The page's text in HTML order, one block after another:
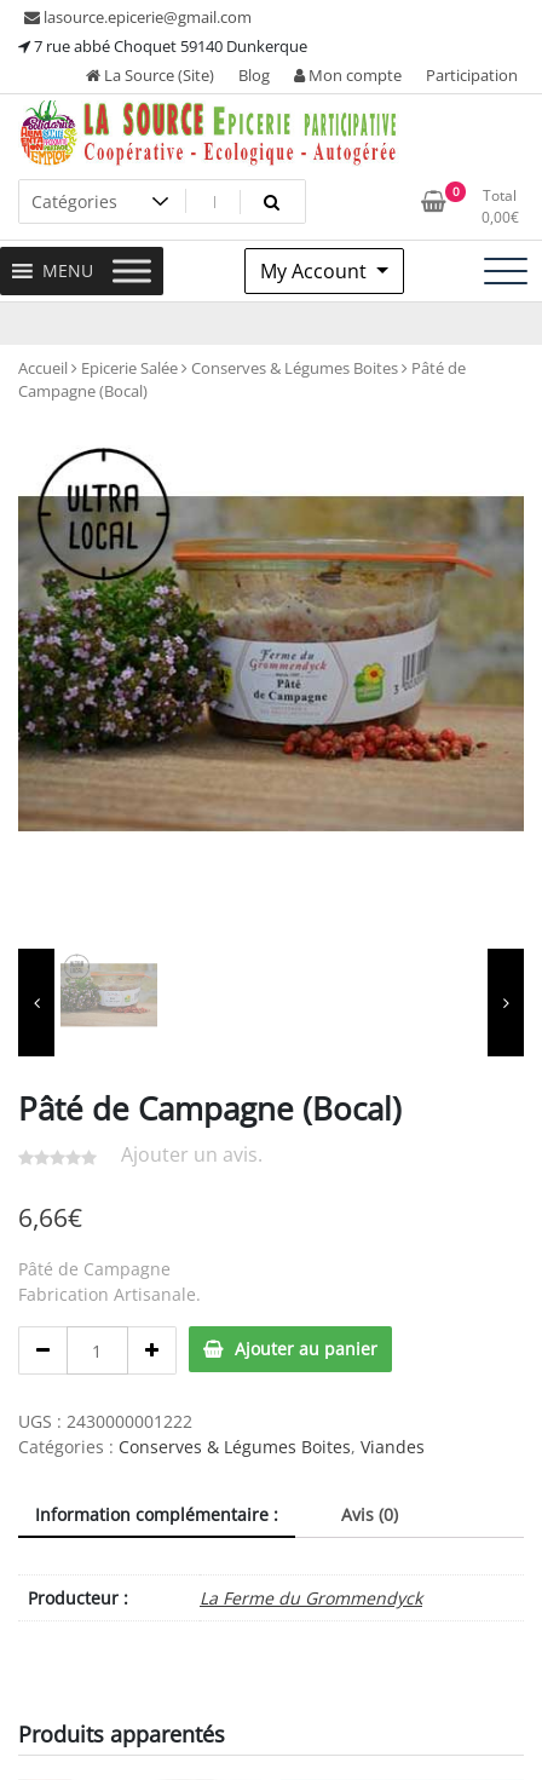
Skip lasource.epicerie@gmail.com
7 rue abbé Choquet 59140 Dunkerque
La Source (Site)
Blog Mon compte Participation
La Source – Epicerie
Participative
Ou tous les adhérents sont propriétaires et participent à la
maintenance de leur épicerie!
0
Total
0,00€
MENU My Account
Accueil Epicerie Salée Conserves & Légumes Boites
Pâté de
Campagne (Bocal)
Pâté de Campagne (Bocal)
Ajouter un avis.
6,66€
Pâté de Campagne
Fabrication Artisanale.
(Bocal)
quantity
Ajouter au panier
UGS : 2430000001222
Catégories : Conserves & Légumes Boites, Viandes
Information complémentaire : Avis (0)
Producteur : La Ferme du Grommendyck
Produits apparentés